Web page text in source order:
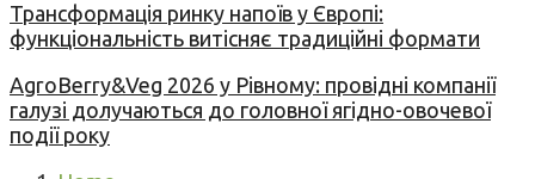
Трансформація ринку напоїв у Європі:
функціональність витісняє традиційні формати
AgroBerry&Veg 2026 у Рівному: провідні компанії
галузі долучаються до головної ягідно-овочевої
події року